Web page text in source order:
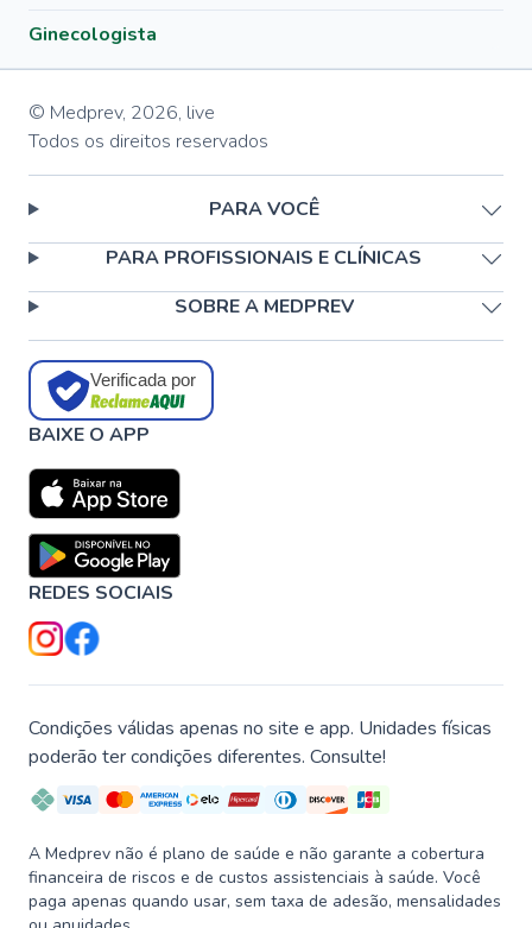
Ginecologista
© Medprev, 2026, live
Todos os direitos reservados
PARA VOCÊ
PARA PROFISSIONAIS E CLÍNICAS
SOBRE A MEDPREV
Verificada por
BAIXE O APP
REDES SOCIAIS
Condições válidas apenas no site e app. Unidades físicas
poderão ter condições diferentes. Consulte!
A Medprev não é plano de saúde e não garante a cobertura
financeira de riscos e de custos assistenciais à saúde. Você
paga apenas quando usar, sem taxa de adesão, mensalidades